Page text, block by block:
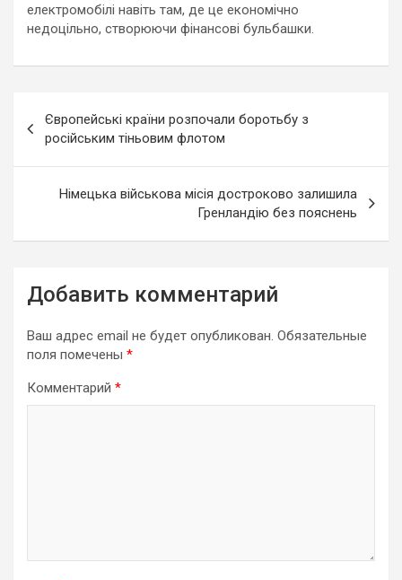
електромобілі навіть там, де це економічно
недоцільно, створюючи фінансові бульбашки.
по
записям
Європейські країни розпочали боротьбу з
російським тіньовим флотом
Німецька військова місія достроково залишила
Гренландію без пояснень
Добавить комментарий
Ваш адрес email не будет опубликован. Обязательные
поля помечены *
Комментарий *